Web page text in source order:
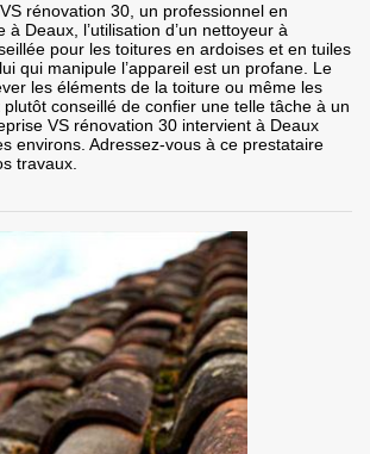
rénovation 30, un professionnel en
à Deaux, l’utilisation d’un nettoyeur à
pour les toitures en ardoises et en tuiles
qui manipule l’appareil est un profane. Le
les éléments de la toiture ou même les
conseillé de confier une telle tâche à un
VS rénovation 30 intervient à Deaux
environs. Adressez-vous à ce prestataire
travaux.